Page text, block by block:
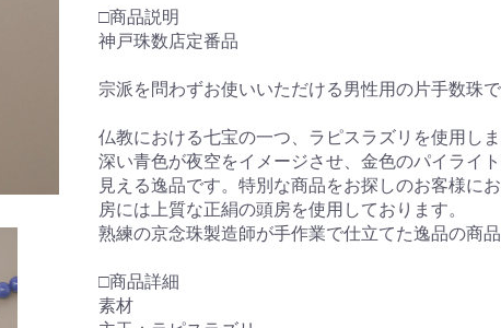
□商品説明
神戸珠数店定番品
宗派を問わずお使いいただける男性用の片手数珠で
仏教における七宝の一つ、ラピスラズリを使用しま
深い青色が夜空をイメージさせ、金色のパイライ
見える逸品です。特別な商品をお探しのお客様にお
房には上質な正絹の頭房を使用しております。
熟練の京念珠製造師が手作業で仕立てた逸品の商品
□商品詳細
素材